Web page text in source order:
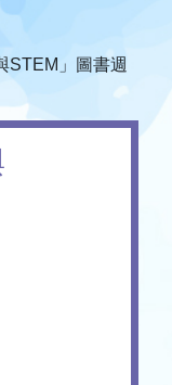
STEM」圖書週